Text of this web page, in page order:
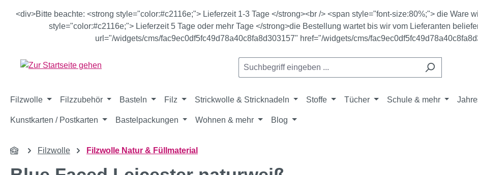
Hauptinhalt springen
Zur Suche springen
Zur Hauptnavigation springen
<div>Bitte beachte: <strong style="color:#c2116e;"> Lieferzeit 1-3 Tage </strong><br /> <span style="font-size:80%;"> die Ware
style="color:#c2116e;"> Lieferzeit 5 Tage oder mehr Tage </strong>die Bestellung wartet bis wir vom Lieferanten
url="/widgets/cms/fac9ec0df5fc49d78a40c8fa8d303157" href="/widgets/cms/
Filzwolle Filzzubehör Basteln Filz Strickwolle & Stricknadeln Stoffe Tücher Schule & mehr
Kunstkarten / Postkarten Bastelpackungen Wohnen & mehr Blog
Filzwolle Filzwolle Natur & Füllmaterial